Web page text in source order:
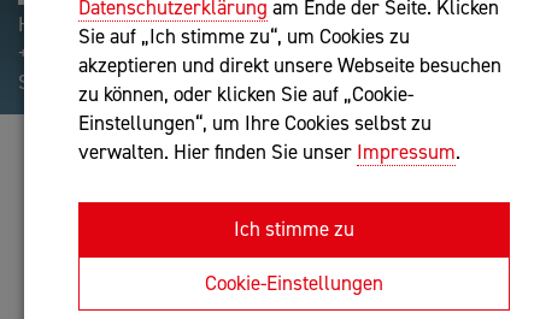
Datenschutzerklärung am Ende der Seite. Klicken
Sie auf „Ich stimme zu“, um Cookies zu
akzeptieren und direkt unsere Webseite besuchen
zu können, oder klicken Sie auf „Cookie-
Einstellungen“, um Ihre Cookies selbst zu
verwalten. Hier finden Sie unser Impressum.
Ich stimme zu
Cookie-Einstellungen
Hilfreiche Suchparameter: Begriff einschließen:
+webshop, Begriff ausschließen: -webshop, Exakter
Suchbegriff: "internet of things"
GERHARD GRUBER, M.A., B.A.
Unternehmensberatung
Anfrage oder Rückruf